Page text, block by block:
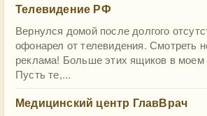
Телевидение РФ
Вернулся домой после долгого
офонарел от телевидения. Смотреть
реклама! Больше этих ящиков в моем
Пусть те,...
Медицинский центр ГлавВрач